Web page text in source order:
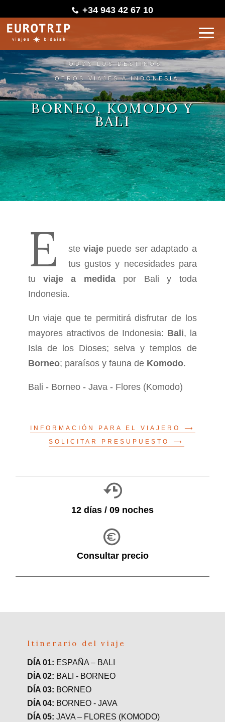
+34 943 42 67 10
TODOS LOS DESTINOS
OTROS VIAJES A INDONESIA
BORNEO, KOMODO Y
BALI
E ste viajepuede ser adaptado a
tus gustos y necesidades para
tu viaje a medidapor Bali y toda
Indonesia.
Un viaje que te permitirá disfrutar de los
mayores atractivos de Indonesia: Bali, la
Isla de los Dioses; selva y templos de
Borneo; paraísos y fauna de Komodo.
Bali - Borneo - Java - Flores (Komodo)
INFORMACIÓN PARA EL VIAJERO
SOLICITAR PRESUPUESTO
12 días / 09 noches
Consultar precio
Itinerario del viaje
DÍA 01: ESPAÑA – BALI
DÍA 02: BALI - BORNEO
DÍA 03: BORNEO
DÍA 04: BORNEO - JAVA
DÍA 05: JAVA – FLORES (KOMODO)